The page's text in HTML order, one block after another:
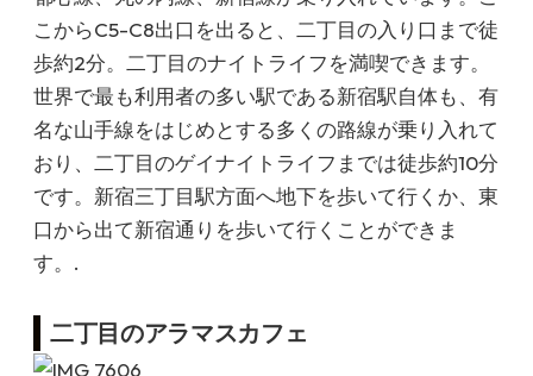
こからC5-C8出口を出ると、二丁目の入り口まで徒
歩約2分。二丁目のナイトライフを満喫できます。
世界で最も利用者の多い駅である新宿駅自体も、有
名な山手線をはじめとする多くの路線が乗り入れて
おり、二丁目のゲイナイトライフまでは徒歩約10分
です。新宿三丁目駅方面へ地下を歩いて行くか、東
口から出て新宿通りを歩いて行くことができま
す。.
二丁目のアラマスカフェ